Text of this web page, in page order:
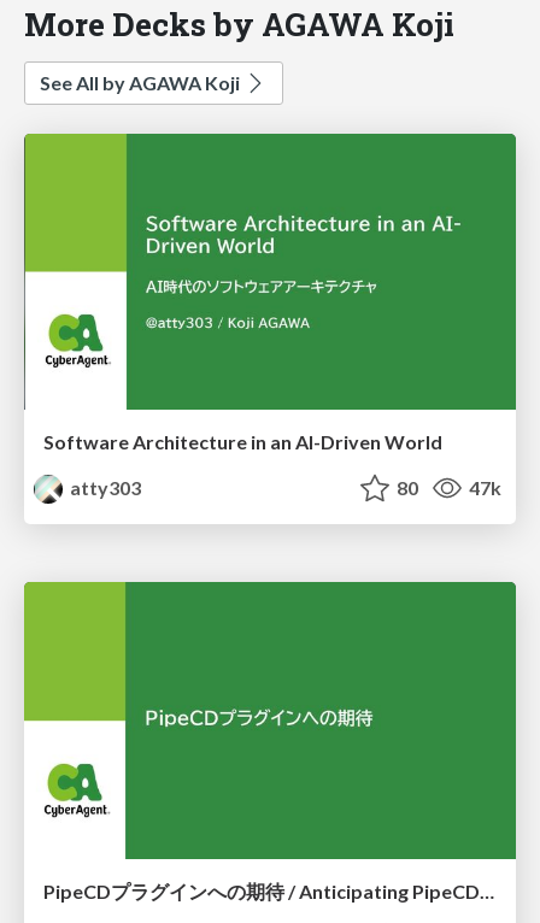
More Decks by AGAWA Koji
See All by AGAWA Koji
Software Architecture in an AI-Driven World
atty303
80 47k